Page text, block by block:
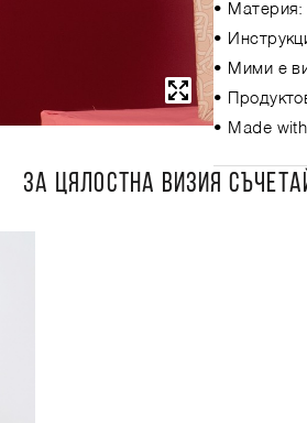
• Материя:
•
• Мими е
•
• Made
ЗА ЦЯЛОСТНА ВИЗИЯ